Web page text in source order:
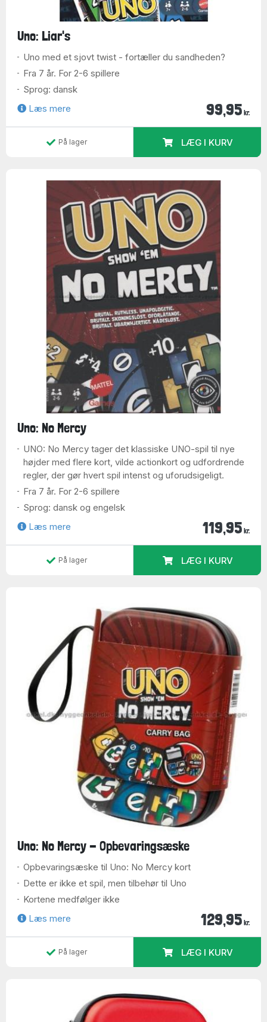
Uno: Liar's
Uno med et sjovt twist - fortæller du sandheden?
Fra 7 år. For 2-6 spillere
Sprog: dansk
Læs mere
99,95 kr.
På lager LÆG I KURV
Uno: No Mercy
UNO: No Mercy tager det klassiske UNO-spil til nye
højder med flere kort, vilde actionkort og udfordrende
regler, der gør hvert spil intenst og uforudsigeligt.
Fra 7 år. For 2-6 spillere
Sprog: dansk og engelsk
Læs mere
119,95 kr.
På lager LÆG I KURV
Uno: No Mercy - Opbevaringsæske
Opbevaringsæske til Uno: No Mercy kort
Dette er ikke et spil, men tilbehør til Uno
Kortene medfølger ikke
Læs mere
129,95 kr.
På lager LÆG I KURV